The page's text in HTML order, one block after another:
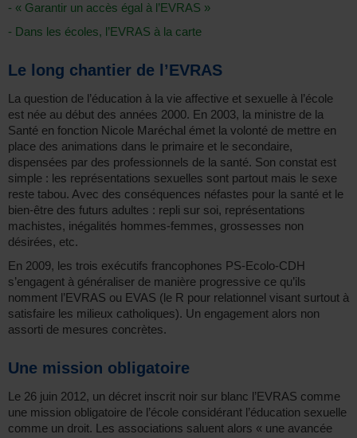
- « Garantir un accès égal à l’EVRAS »
- Dans les écoles, l’EVRAS à la carte
Le long chantier de l’EVRAS
La question de l’éducation à la vie affective et sexuelle à l’école
est née au début des années 2000. En 2003, la ministre de la
Santé en fonction Nicole Maréchal émet la volonté de mettre en
place des animations dans le primaire et le secondaire,
dispensées par des professionnels de la santé. Son constat est
simple : les représentations sexuelles sont partout mais le sexe
reste tabou. Avec des conséquences néfastes pour la santé et le
bien-être des futurs adultes : repli sur soi, représentations
machistes, inégalités hommes-femmes, grossesses non
désirées, etc.
En 2009, les trois exécutifs francophones PS-Ecolo-CDH
s’engagent à généraliser de manière progressive ce qu’ils
nomment l’EVRAS ou EVAS (le R pour relationnel visant surtout à
satisfaire les milieux catholiques). Un engagement alors non
assorti de mesures concrètes.
Une mission obligatoire
Le 26 juin 2012, un décret inscrit noir sur blanc l’EVRAS comme
une mission obligatoire de l’école considérant l’éducation sexuelle
comme un droit. Les associations saluent alors « une avancée